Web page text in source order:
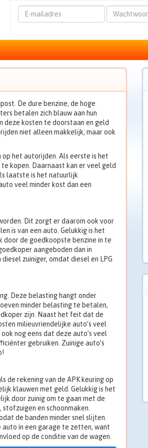
Emailadres Wachtwoord
De dure benzine, de hoge
betalen zich blauw aan hun
deze kosten te doorstaan en geld
niet alleen makkelijk, maar ook
op het autorijden. Als eerste is het
kopen. Daarnaast kan er veel geld
laatste is het natuurlijk
veel minder kost dan een
Dit zorgt er daarom ook voor
is van een auto. Gelukkig is het
door de goedkoopste benzine in te
aangeboden dan in
zuiniger, omdat diesel en LPG
Deze belasting hangt onder
minder belasting te betalen,
zijn. Naast het feit dat de
milieuvriendelijke auto’s veel
nog eens dat deze auto’s veel
gebruiken. Zuinige auto’s
de rekening van de APK keuring op
klauwen met geld. Gelukkig is het
door zuinig om te gaan met de
en schoonmaken.
de banden minder snel slijten.
auto in een garage te zetten, want
op de conditie van de wagen.